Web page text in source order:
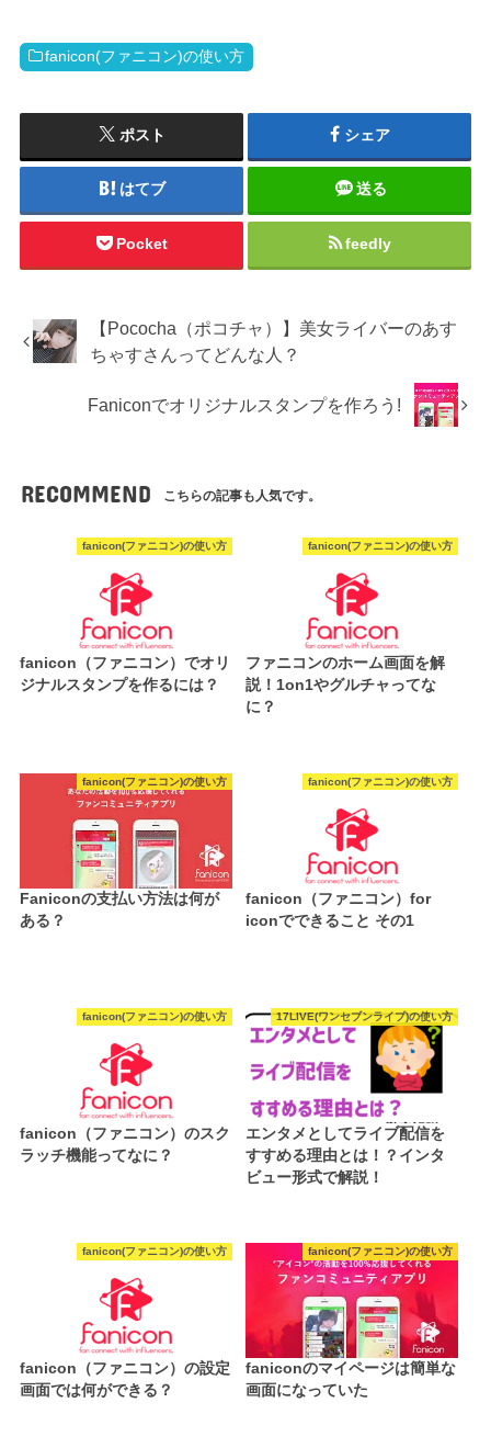
fanicon(ファニコン)の使い方
ポスト シェア
はてブ 送る
Pocket feedly
【Pococha（ポコチャ）】美女ライバーのあす
ちゃすさんってどんな人？
Faniconでオリジナルスタンプを作ろう!
RECOMMEND こちらの記事も人気です。
fanicon(ファニコン)の使い方
fanicon（ファニコン）でオリ
ジナルスタンプを作るには？
fanicon(ファニコン)の使い方
ファニコンのホーム画面を解
説！1on1やグルチャってな
に？
fanicon(ファニコン)の使い方
Faniconの支払い方法は何が
ある？
fanicon(ファニコン)の使い方
fanicon（ファニコン）for
iconでできること その1
fanicon(ファニコン)の使い方
fanicon（ファニコン）のスク
ラッチ機能ってなに？
17LIVE(ワンセブンライブ)の使い方
エンタメとしてライブ配信を
すすめる理由とは！？インタ
ビュー形式で解説！
fanicon(ファニコン)の使い方
fanicon（ファニコン）の設定
画面では何ができる？
fanicon(ファニコン)の使い方
faniconのマイページは簡単な
画面になっていた